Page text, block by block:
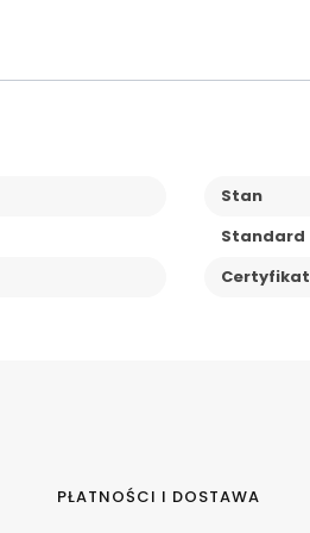
Stan
Standard
Certyfikat
PŁATNOŚCI I DOSTAWA